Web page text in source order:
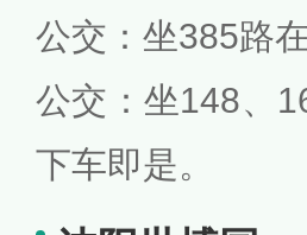
公交：坐385路
公交：坐148、
下车即是。